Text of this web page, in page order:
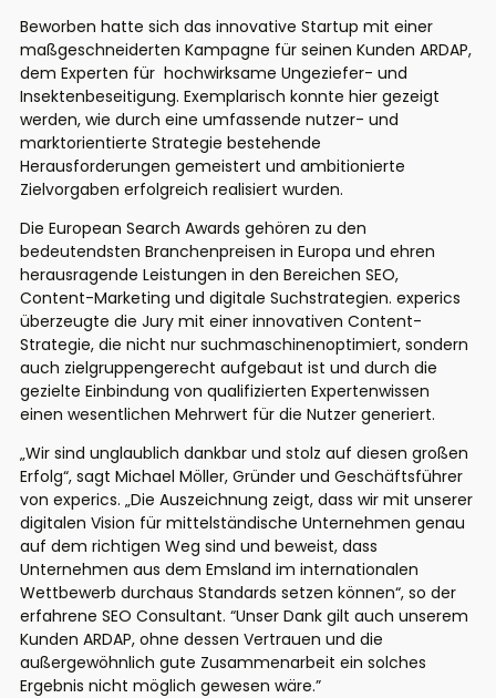
Beworben hatte sich das innovative Startup mit einer
maßgeschneiderten Kampagne für seinen Kunden ARDAP,
dem Experten für hochwirksame Ungeziefer- und
Insektenbeseitigung. Exemplarisch konnte hier gezeigt
werden, wie durch eine umfassende nutzer- und
marktorientierte Strategie bestehende
Herausforderungen gemeistert und ambitionierte
Zielvorgaben erfolgreich realisiert wurden.
Die European Search Awards gehören zu den
bedeutendsten Branchenpreisen in Europa und ehren
herausragende Leistungen in den Bereichen SEO,
Content-Marketing und digitale Suchstrategien. experics
überzeugte die Jury mit einer innovativen Content-
Strategie, die nicht nur suchmaschinenoptimiert, sondern
auch zielgruppengerecht aufgebaut ist und durch die
gezielte Einbindung von qualifizierten Expertenwissen
einen wesentlichen Mehrwert für die Nutzer generiert.
„Wir sind unglaublich dankbar und stolz auf diesen großen
Erfolg“, sagt Michael Möller, Gründer und Geschäftsführer
von experics. „Die Auszeichnung zeigt, dass wir mit unserer
digitalen Vision für mittelständische Unternehmen genau
auf dem richtigen Weg sind und beweist, dass
Unternehmen aus dem Emsland im internationalen
Wettbewerb durchaus Standards setzen können“, so der
erfahrene SEO Consultant. “Unser Dank gilt auch unserem
Kunden ARDAP, ohne dessen Vertrauen und die
außergewöhnlich gute Zusammenarbeit ein solches
Ergebnis nicht möglich gewesen wäre.”